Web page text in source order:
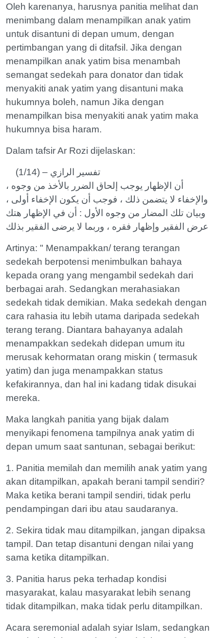
Oleh karenanya, harusnya panitia melihat dan
menimbang dalam menampilkan anak yatim
untuk disantuni di depan umum, dengan
pertimbangan yang di ditafsil. Jika dengan
menampilkan anak yatim bisa menambah
semangat sedekah para donator dan tidak
menyakiti anak yatim yang disantuni maka
hukumnya boleh, namun Jika dengan
menampilkan bisa menyakiti anak yatim maka
hukumnya bisa haram.
Dalam tafsir Ar Rozi dijelaskan:
تفسير الرازي – (1/14)
أن الإظهار يوجب إلحاق الضرر بالأخذ من وجوه ،
والإخفاء لا يتضمن ذلك ، فوجب أن يكون الإخفاء أولى ،
وبيان تلك المضار من وجوه الأول : أن في الإظهار هتك
عرض الفقير وإظهار فقره ، وربما لا يرضى الفقير بذلك
Artinya: " Menampakkan/ terang terangan
sedekah berpotensi menimbulkan bahaya
kepada orang yang mengambil sedekah dari
berbagai arah. Sedangkan merahasiakan
sedekah tidak demikian. Maka sedekah dengan
cara rahasia itu lebih utama daripada sedekah
terang terang. Diantara bahayanya adalah
menampakkan sedekah didepan umum itu
merusak kehormatan orang miskin ( termasuk
yatim) dan juga menampakkan status
kefakirannya, dan hal ini kadang tidak disukai
mereka.
Maka langkah panitia yang bijak dalam
menyikapi fenomena tampilnya anak yatim di
depan umum saat santunan, sebagai berikut:
1. Panitia memilah dan memilih anak yatim yang
akan ditampilkan, apakah berani tampil sendiri?
Maka ketika berani tampil sendiri, tidak perlu
pendampingan dari ibu atau saudaranya.
2. Sekira tidak mau ditampilkan, jangan dipaksa
tampil. Dan tetap disantuni dengan nilai yang
sama ketika ditampilkan.
3. Panitia harus peka terhadap kondisi
masyarakat, kalau masyarakat lebih senang
tidak ditampilkan, maka tidak perlu ditampilkan.
Acara seremonial adalah syiar Islam, sedangkan